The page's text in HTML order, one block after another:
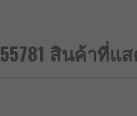
appliances
used for?
55781 สินค้าที่แ